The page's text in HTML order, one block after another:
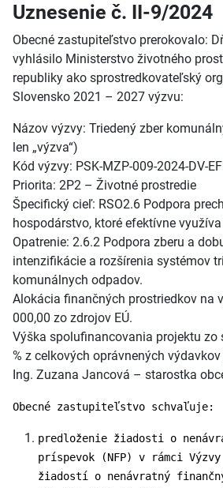
Uznesenie č. II-9/2024
Obecné zastupiteľstvo prerokovalo:
vyhlásilo Ministerstvo životného
republiky ako sprostredkovateľský
Slovensko 2021 – 2027 výzvu:
Názov výzvy: Triedený zber
len „výzva“)
Kód výzvy: PSK-MZP-009-2024-DV-
Priorita: 2P2 – Životné prostredie
Špecifický cieľ: RSO2.6 Podpora
hospodárstvo, ktoré efektívne
Opatrenie: 2.6.2 Podpora zberu a
intenzifikácie a rozšírenia systémov
komunálnych odpadov.
Alokácia finančných prostriedkov na
000,00 zo zdrojov EÚ.
Výška spolufinancovania projektu zo
% z celkových oprávnených
Ing. Zuzana Jancová – starostka
Obecné zastupiteľstvo schvaľuje:
predloženie žiadosti o
príspevok (NFP) v rámci
žiadostí o nenávratný